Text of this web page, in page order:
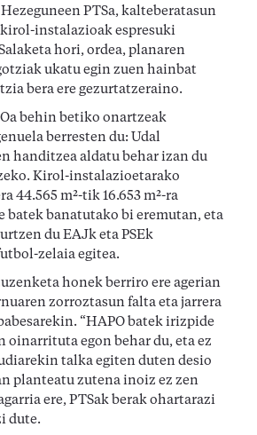
PTSa, kalteberatasun
instalazioak espresuki
hori, ordea, planaren
ukatu egin zuen hainbat
bera ere gezurtatzeraino.
behin betiko onartzeak
berresten du: Udal
handitzea aldatu behar izan du
Kirol-instalazioetarako
44.565 m²-tik 16.653 m²-ra
batek banatutako bi eremutan, eta
du EAJk eta PSEk
zelaia egitea.
honek berriro ere agerian
zorroztasun falta eta jarrera
“HAPO batek irizpide
oinarrituta egon behar du, eta ez
talka egiten duten desio
planteatu zutena inoiz ez zen
ere, PTSak berak ohartarazi
dute.